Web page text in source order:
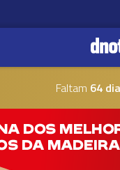
Faltam 64